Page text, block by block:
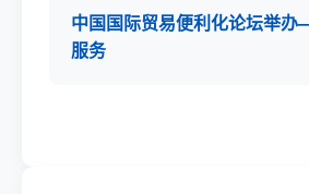
中国国际贸易便利化论坛举
服务